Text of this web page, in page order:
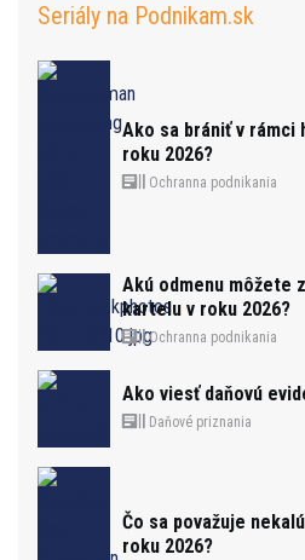
Seriály na Podnikam.sk
Ako sa brániť v rámci
roku 2026?
Ochranna podnikania
Akú odmenu môžete
kartelu v roku 2026?
Ochranna podnikania
Ako viesť daňovú
Daňové priznania
Čo sa považuje
roku 2026?